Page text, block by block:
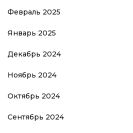
Февраль 2025
Январь 2025
Декабрь 2024
Ноябрь 2024
Октябрь 2024
Сентябрь 2024